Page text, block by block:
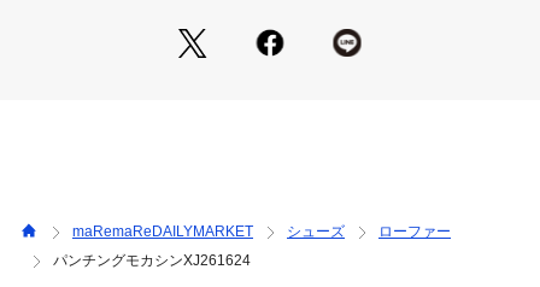
maRemaReDAILYMARKET シューズ
ローファー
パンチングモカシンXJ261624